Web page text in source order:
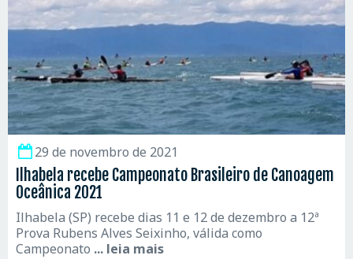
29 de novembro de 2021
Ilhabela recebe Campeonato Brasileiro de Canoagem
Oceânica 2021
Ilhabela (SP) recebe dias 11 e 12 de dezembro a 12ª
Prova Rubens Alves Seixinho, válida como
Campeonato ... leia mais